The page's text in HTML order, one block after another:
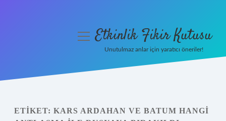
Yasal Uyarı
menüyüEtkinlik Fikir Kutusu
Unutulmaz anlar için yaratıcı öneriler!
ETIKET: KARS ARDAHAN VE BATUM HANGI